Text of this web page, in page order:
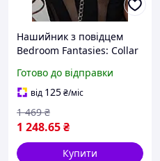
Нашийник з повідцем
Bedroom Fantasies: Collar
Fantasy
Готово до відправки
від 125₴/міс
1 248.65₴
1 469 ₴
Купити